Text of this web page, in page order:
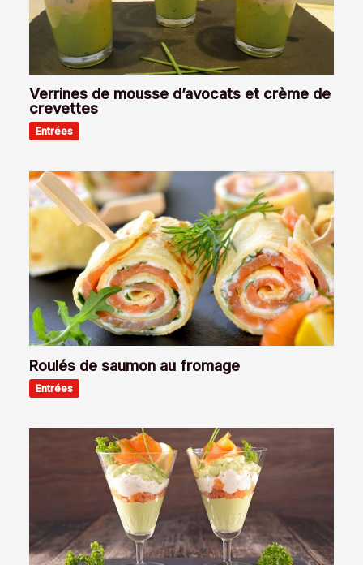
Verrines de mousse d’avocats et crème de
crevettes
Entrées
Roulés de saumon au fromage
Entrées